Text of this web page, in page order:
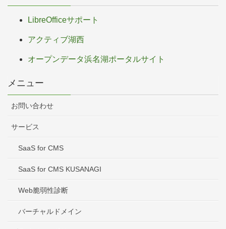
LibreOfficeサポート
アクティブ湖西
オープンデータ浜名湖ポータルサイト
メニュー
お問い合わせ
サービス
SaaS for CMS
SaaS for CMS KUSANAGI
Web脆弱性診断
バーチャルドメイン